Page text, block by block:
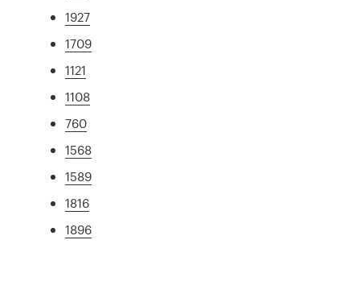
1927
1709
1121
1108
760
1568
1589
1816
1896